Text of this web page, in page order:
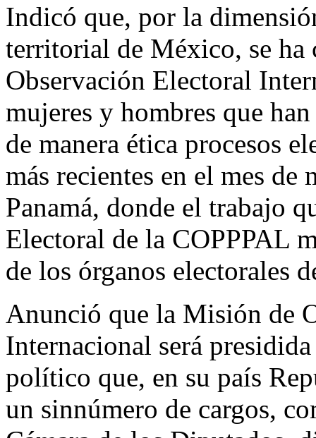
Indicó que, por la
territorial de México, se
Observación Electoral
mujeres y hombres que
de manera ética procesos
más recientes en el mes
Panamá, donde el trabajo
Electoral de la COPPPAL
de los órganos electorales
Anunció que la Misión de
Internacional será
político que, en su país
un sinnúmero de cargos,